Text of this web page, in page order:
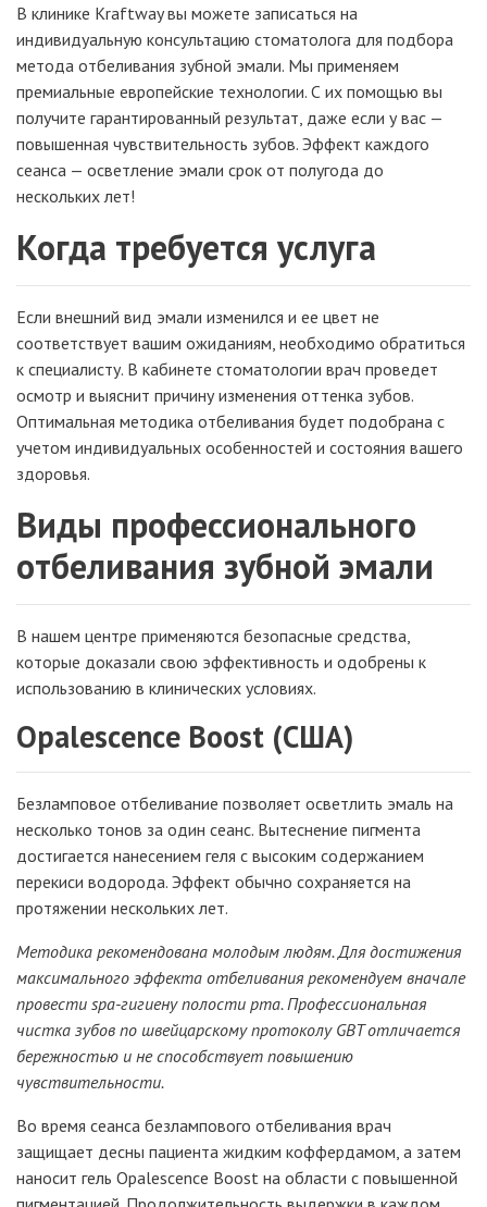
В клинике Kraftway вы можете записаться на
индивидуальную консультацию стоматолога для подбора
метода отбеливания зубной эмали. Мы применяем
премиальные европейские технологии. С их помощью вы
получите гарантированный результат, даже если у вас —
повышенная чувствительность зубов. Эффект каждого
сеанса — осветление эмали срок от полугода до
нескольких лет!
Когда требуется услуга
Если внешний вид эмали изменился и ее цвет не
соответствует вашим ожиданиям, необходимо обратиться
к специалисту. В кабинете стоматологии врач проведет
осмотр и выяснит причину изменения оттенка зубов.
Оптимальная методика отбеливания будет подобрана с
учетом индивидуальных особенностей и состояния вашего
здоровья.
Виды профессионального
отбеливания зубной эмали
В нашем центре применяются безопасные средства,
которые доказали свою эффективность и одобрены к
использованию в клинических условиях.
Opalescence Boost (США)
Безламповое отбеливание позволяет осветлить эмаль на
несколько тонов за один сеанс. Вытеснение пигмента
достигается нанесением геля с высоким содержанием
перекиси водорода. Эффект обычно сохраняется на
протяжении нескольких лет.
Методика рекомендована молодым людям. Для достижения
максимального эффекта отбеливания рекомендуем вначале
провести spa-гигиену полости рта. Профессиональная
чистка зубов по швейцарскому протоколу GBT отличается
бережностью и не способствует повышению
чувствительности.
Во время сеанса безлампового отбеливания врач
защищает десны пациента жидким коффердамом, а затем
наносит гель Opalescence Boost на области с повышенной